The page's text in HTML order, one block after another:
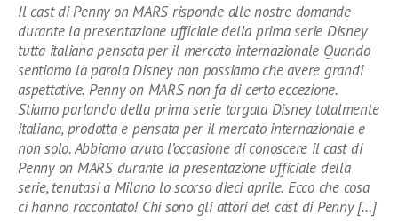
Il cast di Penny on MARS risponde alle nostre domande
durante la presentazione ufficiale della prima serie Disney
tutta italiana pensata per il mercato internazionale Quando
sentiamo la parola Disney non possiamo che avere grandi
aspettative. Penny on MARS non fa di certo eccezione.
Stiamo parlando della prima serie targata Disney totalmente
italiana, prodotta e pensata per il mercato internazionale e
non solo. Abbiamo avuto l’occasione di conoscere il cast di
Penny on MARS durante la presentazione ufficiale della
serie, tenutasi a Milano lo scorso dieci aprile. Ecco che cosa
ci hanno raccontato! Chi sono gli attori del cast di Penny […]